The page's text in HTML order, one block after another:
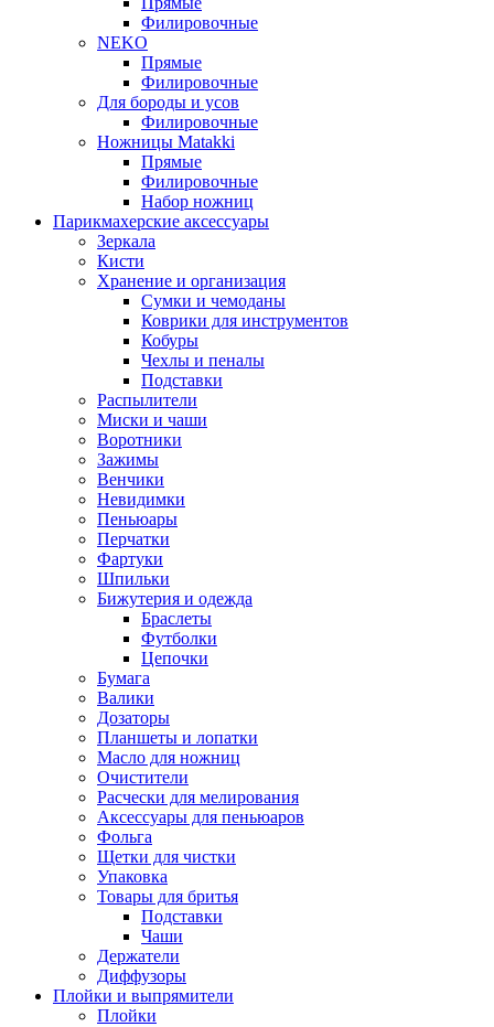
Филировочные
NEKO
Прямые
Филировочные
Для бороды и усов
Филировочные
Ножницы Matakki
Прямые
Филировочные
Набор ножниц
Парикмахерские аксессуары
Зеркала
Кисти
Хранение и организация
Сумки и чемоданы
Коврики для инструментов
Кобуры
Чехлы и пеналы
Подставки
Распылители
Миски и чаши
Воротники
Зажимы
Венчики
Невидимки
Пеньюары
Перчатки
Фартуки
Шпильки
Бижутерия и одежда
Браслеты
Футболки
Цепочки
Бумага
Валики
Дозаторы
Планшеты и лопатки
Масло для ножниц
Очистители
Расчески для мелирования
Аксессуары для пеньюаров
Фольга
Щетки для чистки
Упаковка
Товары для бритья
Подставки
Чаши
Держатели
Диффузоры
Плойки и выпрямители
Плойки